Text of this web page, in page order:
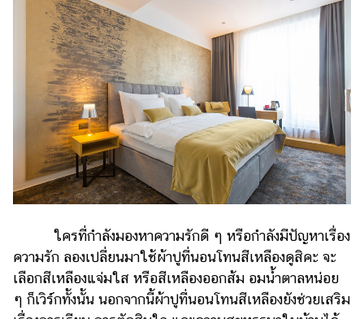
ใครที่กำลังมองหาความรักดี ๆ หรือกำลังมีปัญหาเรื่อง
ความรัก ลองเปลี่ยนมาใช้ผ้าปูที่นอนโทนสีเหลืองดูสิคะ จะ
เลือกสีเหลืองแจ่มใส หรือสีเหลืองออกส้ม อมน้ำตาลหน่อย
ๆ ก็เวิร์กทั้งนั้น นอกจากนี้ผ้าปูที่นอนโทนสีเหลืองยังช่วยเสริม